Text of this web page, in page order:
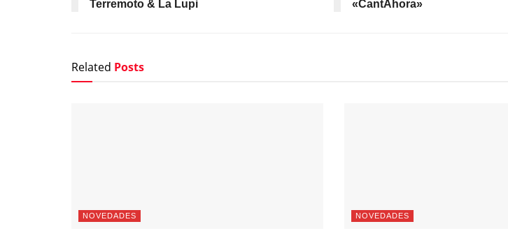
Terremoto & La Lupi
«CantAhora»
Related Posts
NOVEDADES NOVEDADES